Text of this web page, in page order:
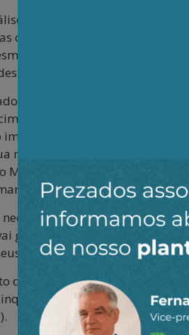
da globalização. Os
colônias, povos sob seu
razões econômicas e por
locais.
Ciro Flamarion Cardoso
de sociedades cujas
da sua ligação com o
maneira de funcionar, o
Mundial e do Antigo Sistema
Lapa (org.), Modos de
é apenas a primeira
ganhar condições específicas
membros.
da Universidade de
formação de um